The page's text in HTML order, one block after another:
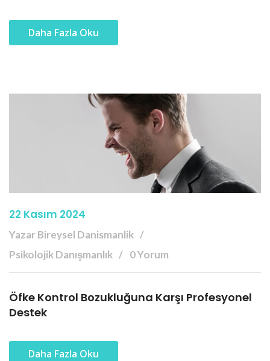
Daha Fazla Oku
22 Kasım 2024
Yazar Bireysel Danismanlik
Psikolojik Danışmanlık
0 Yorum
Öfke Kontrol Bozukluğuna Karşı Profesyonel
Destek
Daha Fazla Oku